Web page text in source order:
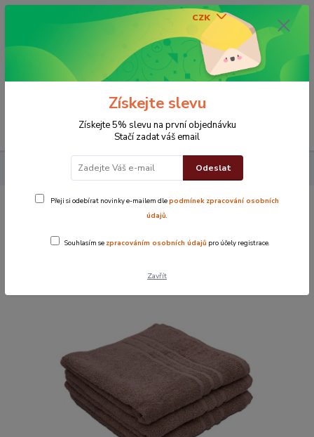
CZK
0 Kč
Ručníky Ručník Standard Ručník Standard hnědý
Ručník Standard hnědý
Získejte slevu
Získejte 5% slevu na první objednávku
Stačí zadat váš email
Odeslat
Přeji si odebírat novinky e-mailem dlepodmínek zpracování osobních
údajů.
Souhlasím se zpracováním osobních údajů pro účely registrace.
Zavřít